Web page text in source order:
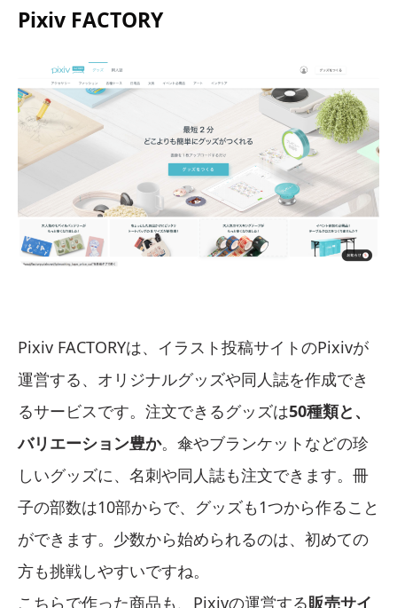
Pixiv FACTORY
Pixiv FACTORYは、イラスト投稿サイトのPixivが
運営する、オリジナルグッズや同人誌を作成でき
るサービスです。注文できるグッズは50種類と、
バリエーション豊か。傘やブランケットなどの珍
しいグッズに、名刺や同人誌も注文できます。冊
子の部数は10部からで、グッズも1つから作ること
ができます。少数から始められるのは、初めての
方も挑戦しやすいですね。
こちらで作った商品も、Pixivの運営する販売サイ